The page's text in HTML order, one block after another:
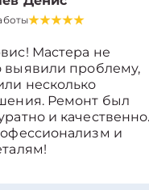
Мастера не
выявили проблему,
несколько
Ремонт был
и качественно.
и